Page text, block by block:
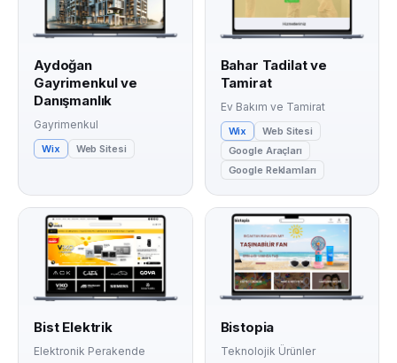
Aydoğan
Gayrimenkul ve
Danışmanlık
Gayrimenkul
Wix Web Sitesi
Bahar Tadilat ve
Tamirat
Ev Bakım ve Tamirat
Wix
Web Sitesi
Google Araçları
Google Reklamları
Bist Elektrik
Elektronik Perakende
Bistopia
Teknolojik Ürünler